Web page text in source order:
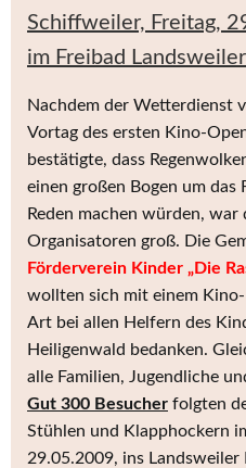
Schiffweiler, Freitag,
im Freibad
Nachdem der Wetterdienst
Vortag des ersten Kino-
bestätigte, dass
einen großen Bogen um das
Reden machen würden,
Organisatoren groß. Die
Förderverein Kinder „Die
wollten sich mit einem
Art bei allen Helfern des
Heiligenwald bedanken.
alle Familien, Jugendliche
Gut 300 Besucher folgten
Stühlen und Klapphockern
29.05.2009, ins Landsweiler